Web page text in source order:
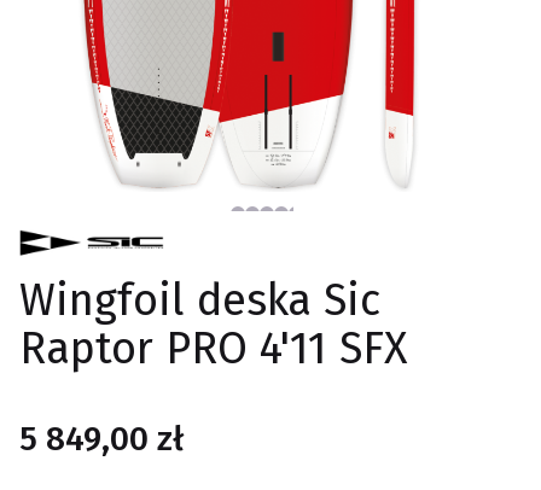
Wingfoil deska Sic
Raptor PRO 4'11 SFX
Cena
5 849,00 zł